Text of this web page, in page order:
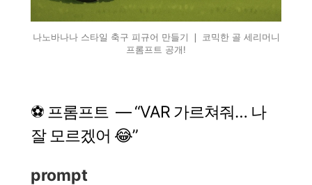
나노바나나 스타일 축구 피규어 만들기 ❘ 코믹한 골 세리머니
프롬프트 공개!
⚽ 프롬프트 — “VAR 가르쳐줘… 나
잘 모르겠어 😂”
prompt